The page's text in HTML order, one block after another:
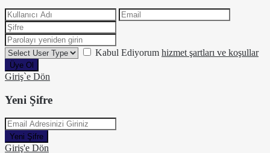
Kabul Ediyorum hizmet şartları ve koşullar
Üye Ol
Giriş`e Dön
Yeni Şifre
Yeni Şifre
Giriş'e Dön